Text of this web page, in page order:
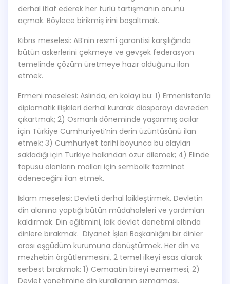
derhal itlaf ederek her türlü tartışmanın önünü
açmak. Böylece birikmiş irini boşaltmak.
Kıbrıs meselesi: AB’nin resmî garantisi karşılığında
bütün askerlerini çekmeye ve gevşek federasyon
temelinde çözüm üretmeye hazır olduğunu ilan
etmek.
Ermeni meselesi: Aslında, en kolayı bu: 1) Ermenistan’la
diplomatik ilişkileri derhal kurarak diasporayı devreden
çıkartmak; 2) Osmanlı döneminde yaşanmış acılar
için Türkiye Cumhuriyeti’nin derin üzüntüsünü ilan
etmek; 3) Cumhuriyet tarihi boyunca bu olayları
sakladığı için Türkiye halkından özür dilemek; 4) Elinde
tapusu olanların malları için sembolik tazminat
ödeneceğini ilan etmek.
İslam meselesi: Devleti derhal laikleştirmek. Devletin
din alanına yaptığı bütün müdahaleleri ve yardımları
kaldırmak. Din eğitimini, laik devlet denetimi altında
dinlere bırakmak. Diyanet İşleri Başkanlığını bir dinler
arası eşgüdüm kurumuna dönüştürmek. Her din ve
mezhebin örgütlenmesini, 2 temel ilkeyi esas alarak
serbest bırakmak: 1) Cemaatin bireyi ezmemesi; 2)
Devlet yönetimine din kurallarının sızmaması.